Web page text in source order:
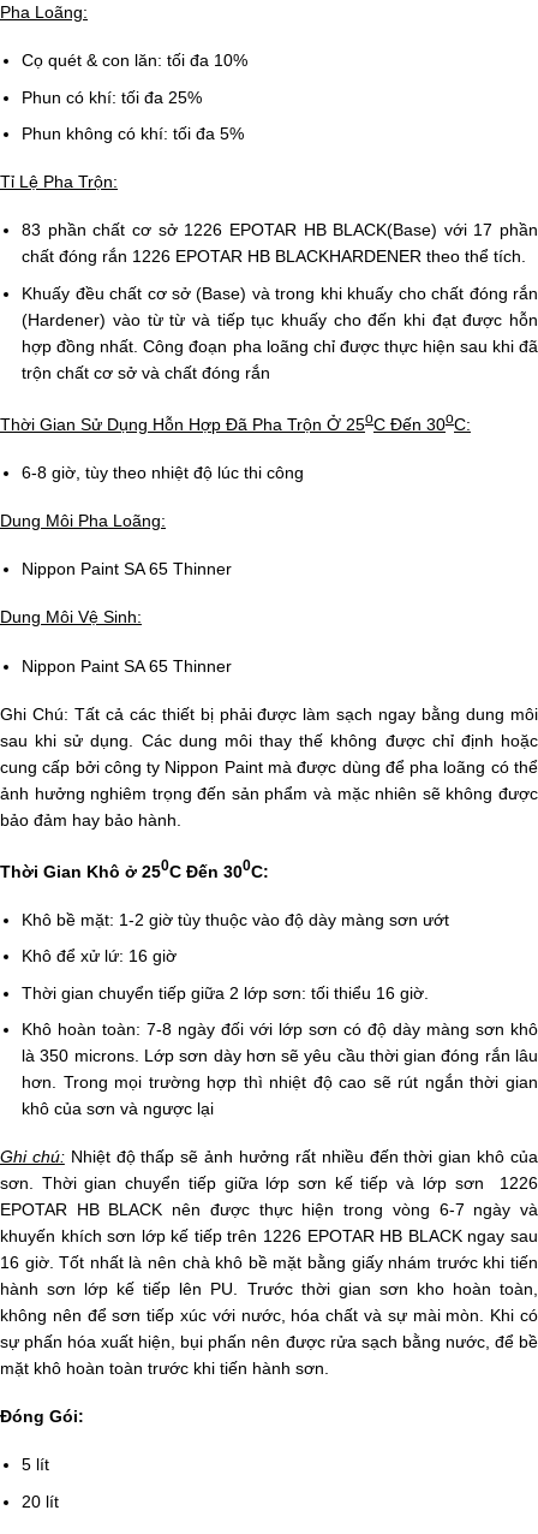
Pha Loãng:
Cọ quét & con lăn: tối đa 10%
Phun có khí: tối đa 25%
Phun không có khí: tối đa 5%
Tỉ Lệ Pha Trộn:
83 phần chất cơ sở 1226 EPOTAR HB BLACK(Base) với 17 phần
chất đóng rắn 1226 EPOTAR HB BLACKHARDENER theo thể tích.
Khuấy đều chất cơ sở (Base) và trong khi khuấy cho chất đóng rắn
(Hardener) vào từ từ và tiếp tục khuấy cho đến khi đạt được hỗn
hợp đồng nhất. Công đoạn pha loãng chỉ được thực hiện sau khi đã
trộn chất cơ sở và chất đóng rắn
Thời Gian Sử Dụng Hỗn Hợp Đã Pha Trộn Ở 25oC Đến 30oC:
6-8 giờ, tùy theo nhiệt độ lúc thi công
Dung Môi Pha Loãng:
Nippon Paint SA 65 Thinner
Dung Môi Vệ Sinh:
Nippon Paint SA 65 Thinner
Ghi Chú: Tất cả các thiết bị phải được làm sạch ngay bằng dung môi
sau khi sử dụng. Các dung môi thay thế không được chỉ định hoặc
cung cấp bởi công ty Nippon Paint mà được dùng để pha loãng có thể
ảnh hưởng nghiêm trọng đến sản phẩm và mặc nhiên sẽ không được
bảo đảm hay bảo hành.
Thời Gian Khô ở 250C Đến 300C:
Khô bề mặt: 1-2 giờ tùy thuộc vào độ dày màng sơn ướt
Khô để xử lứ: 16 giờ
Thời gian chuyển tiếp giữa 2 lớp sơn: tối thiểu 16 giờ.
Khô hoàn toàn: 7-8 ngày đối với lớp sơn có độ dày màng sơn khô
là 350 microns. Lớp sơn dày hơn sẽ yêu cầu thời gian đóng rắn lâu
hơn. Trong mọi trường hợp thì nhiệt độ cao sẽ rút ngắn thời gian
khô của sơn và ngược lại
Ghi chú:Nhiệt độ thấp sẽ ảnh hưởng rất nhiều đến thời gian khô của
sơn. Thời gian chuyển tiếp giữa lớp sơn kế tiếp và lớp sơn 1226
EPOTAR HB BLACK nên được thực hiện trong vòng 6-7 ngày và
khuyến khích sơn lớp kế tiếp trên 1226 EPOTAR HB BLACK ngay sau
16 giờ. Tốt nhất là nên chà khô bề mặt bằng giấy nhám trước khi tiến
hành sơn lớp kế tiếp lên PU. Trước thời gian sơn kho hoàn toàn,
không nên để sơn tiếp xúc với nước, hóa chất và sự mài mòn. Khi có
sự phấn hóa xuất hiện, bụi phấn nên được rửa sạch bằng nước, để bề
mặt khô hoàn toàn trước khi tiến hành sơn.
Đóng Gói:
5 lít
20 lít